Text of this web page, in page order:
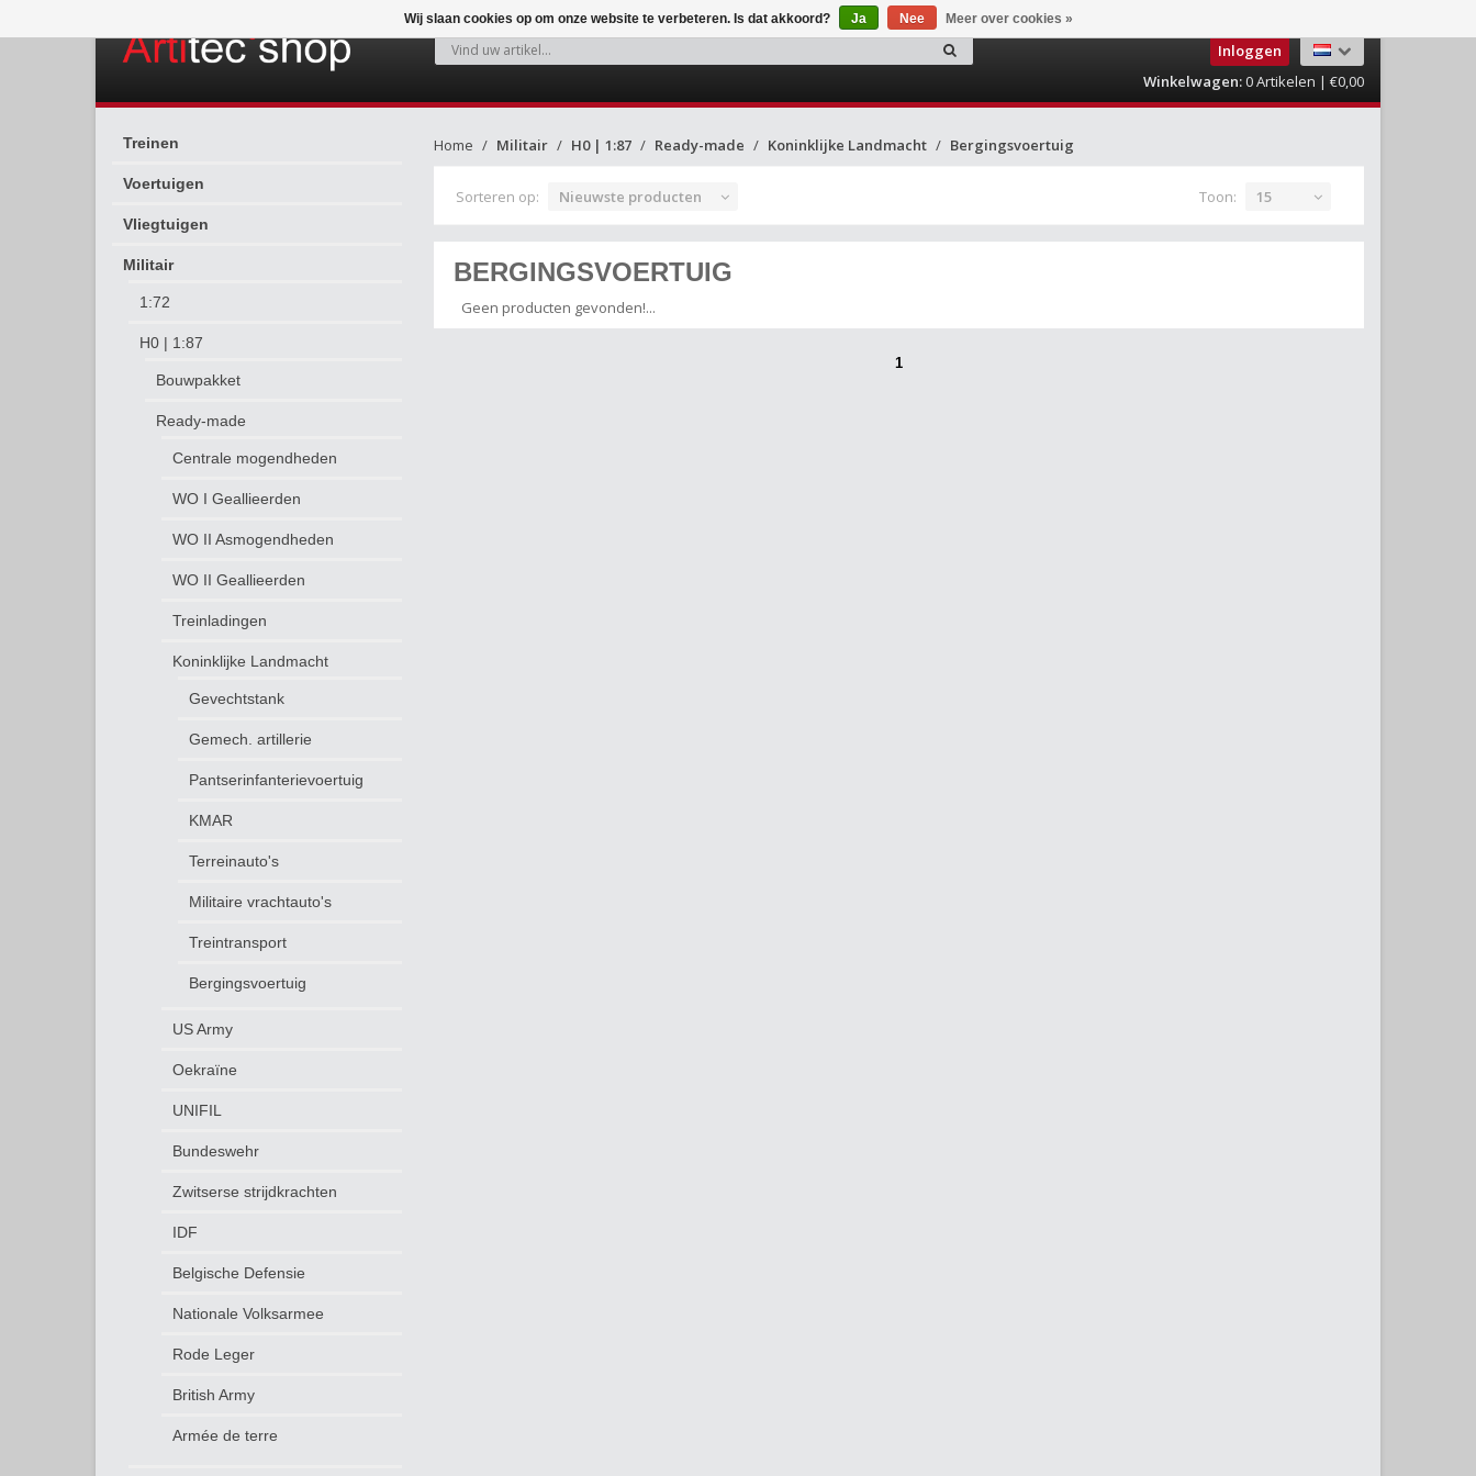
Inloggen
Winkelwagen:0Artikelen | €0,00
Treinen
Voertuigen
Vliegtuigen
Militair
1:72
H0 | 1:87
Bouwpakket
Ready-made
Centrale mogendheden
WO I Geallieerden
WO II Asmogendheden
WO II Geallieerden
Treinladingen
Koninklijke Landmacht
Gevechtstank
Gemech. artillerie
Pantserinfanterievoertuig
KMAR
Terreinauto's
Militaire vrachtauto's
Treintransport
Bergingsvoertuig
US Army
Oekraïne
UNIFIL
Bundeswehr
Zwitserse strijdkrachten
IDF
Belgische Defensie
Nationale Volksarmee
Rode Leger
British Army
Armée de terre
Home Militair H0 | 1:87 Ready-made Koninklijke Landmacht Bergingsvoertuig
Sorteren op: Nieuwste producten Toon: 15
BERGINGSVOERTUIG
Geen producten gevonden!...
1
Wij slaan cookies op om onze website te verbeteren. Is dat akkoord? Ja Nee Meer over cookies »